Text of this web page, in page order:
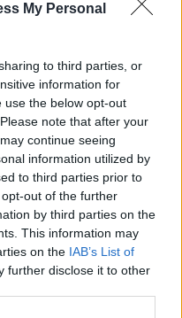
My Personal
to third parties, or
information for
use the below opt-out
note that after your
continue seeing
information utilized by
to third parties prior to
out of the further
by third parties on the
This information may
on the IAB’s List of
further disclose it to other
Mantra
Titolare 3 - 10%